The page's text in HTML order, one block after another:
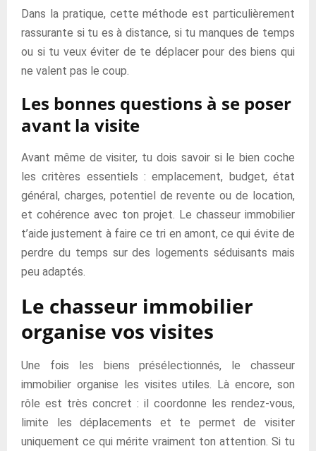
Dans la pratique, cette méthode est particulièrement
rassurante si tu es à distance, si tu manques de temps
ou si tu veux éviter de te déplacer pour des biens qui
ne valent pas le coup.
Les bonnes questions à se poser
avant la visite
Avant même de visiter, tu dois savoir si le bien coche
les critères essentiels : emplacement, budget, état
général, charges, potentiel de revente ou de location,
et cohérence avec ton projet. Le chasseur immobilier
t’aide justement à faire ce tri en amont, ce qui évite de
perdre du temps sur des logements séduisants mais
peu adaptés.
Le chasseur immobilier
organise vos visites
Une fois les biens présélectionnés, le chasseur
immobilier organise les visites utiles. Là encore, son
rôle est très concret : il coordonne les rendez-vous,
limite les déplacements et te permet de visiter
uniquement ce qui mérite vraiment ton attention. Si tu